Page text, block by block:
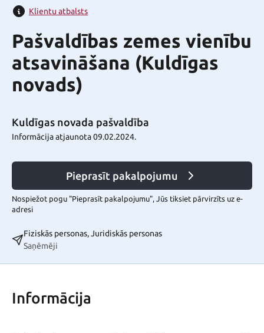
Klientu atbalsts
Pašvaldības zemes vienību
atsavināšana (Kuldīgas
novads)
Kuldīgas novada pašvaldība
Informācija atjaunota 09.02.2024.
Pieprasīt pakalpojumu
Nospiežot pogu "Pieprasīt pakalpojumu", Jūs tiksiet pārvirzīts uz e-
adresi
Fiziskās personas, Juridiskās personas
Saņēmēji
Informācija